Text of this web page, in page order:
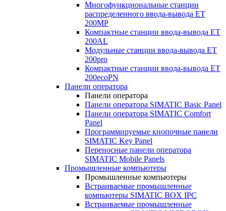
Многофункциональные станции
распределенного ввода-вывода ET
200MP
Компактные станции ввода-вывода ET
200AL
Модульные станции ввода-вывода ET
200pro
Компактные станции ввода-вывода ET
200ecoPN
Панели оператора
Панели оператора
Панели оператора SIMATIC Basic Panel
Панели оператора SIMATIC Comfort
Panel
Программируемые кнопочные панели
SIMATIC Key Panel
Переносные панели оператора
SIMATIC Mobile Panels
Промышленные компьютеры
Промышленные компьютеры
Встраиваемые промышленные
компьютеры SIMATIC BOX IPC
Встраиваемые промышленные